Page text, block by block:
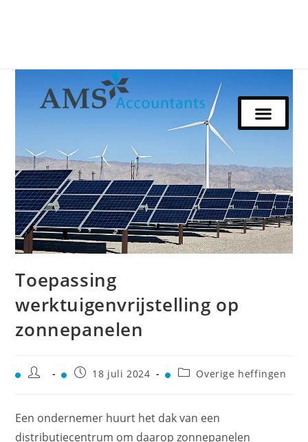
Toepassing
werktuigenvrijstelling op
zonnepanelen
18 juli 2024 Overige heffingen
Een ondernemer huurt het dak van een
distributiecentrum om daarop zonnepanelen